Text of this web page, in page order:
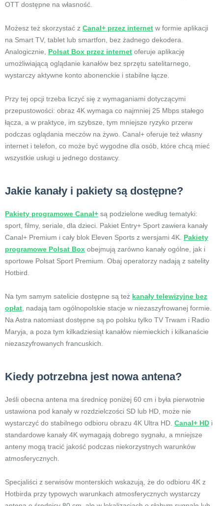
OTT dostępne na własność.
Możesz też skorzystać z Canal+ przez internet w formie aplikacji
na Smart TV, tablet lub smartfon, bez żadnego dekodera.
Analogicznie, Polsat Box przez internet oferuje aplikację
umożliwiającą oglądanie kanałów bez sprzętu satelitarnego,
wystarczy aktywne konto abonenckie i stabilne łącze.
Przy tej opcji trzeba liczyć się z wymaganiami dotyczącymi
przepustowości: obraz 4K wymaga co najmniej 25 Mbps stałego
łącza, a w praktyce, im szybsze, tym mniejsze ryzyko przerw
podczas oglądania meczów na żywo. Canal+ oferuje też własny
internet i telefon, co może być wygodne dla osób, które chcą mieć
wszystkie usługi u jednego dostawcy.
Jakie kanały i pakiety są dostępne?
Pakiety programowe Canal+ są podzielone według tematyki:
sport, filmy, seriale, dla dzieci. Pakiet Entry+ Sport zawiera kanały
Canal+ Premium i cały blok Eleven Sports z wersjami 4K. Pakiety
programowe Polsat Box obejmują zarówno kanały ogólne, jak i
sportowe Polsat Sport Premium. Obaj operatorzy nadają z satelity
Hotbird.
Na tym samym satelicie dostępne są też kanały telewizyjne bez
opłat , nadają tam ogólnopolskie stacje w niezaszyfrowanej formie.
Na Astra natomiast dostępne są po polsku tylko TV Trwam i Radio
Maryja, a poza tym kilkadziesiąt kanałów niemieckich i kilkanaście
niezaszyfrowanych francuskich.
Kiedy potrzebna jest nowa antena?
Jeśli obecna antena ma średnicę poniżej 60 cm i była pierwotnie
ustawiona pod kanały w rozdzielczości SD lub HD, może nie
wystarczyć do stabilnego odbioru obrazu 4K Ultra HD. Canal+ HD i
standardowe kanały 4K wymagają dobrego sygnału, a mniejsze
anteny mogą tracić jakość podczas niekorzystnych warunków
atmosferycznych.
Specjaliści z serwisów monterskich wskazują, że do odbioru 4K z
Hotbirda przy typowych warunkach atmosferycznych wystarczy